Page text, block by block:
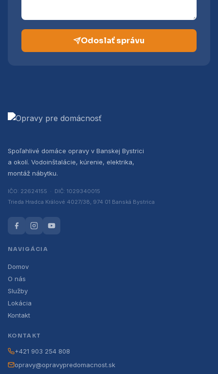
Odoslať správu
Spoľahlivé domáce opravy v Banskej Bystrici
a okolí. Vodoinštalácie, kúrenie, elektrika,
montáž nábytku.
IČO: 22624155 · DIČ: 1029340015
Trieda Hradca Králové 4027/38, 974 01 Banská Bystrica
NAVIGÁCIA
Domov
O nás
Služby
Lokácia
Kontakt
KONTAKT
+421 903 254 808
opravy@opravypredomacnost.sk